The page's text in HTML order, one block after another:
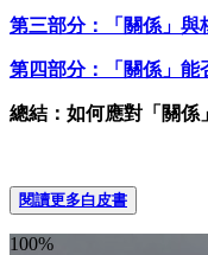
第三部分：「關係」與
第四部分：「關係」能
總結：如何應對「關係
閱讀更多白皮書
100%